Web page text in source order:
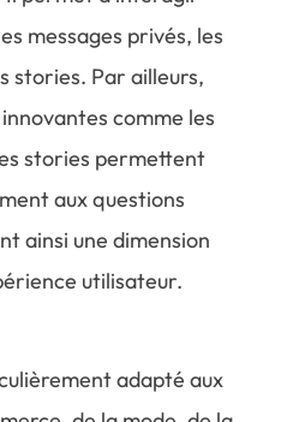
messages privés, les
stories. Par ailleurs,
comme les
stories permettent
aux questions
ainsi une dimension
utilisateur.
adapté aux